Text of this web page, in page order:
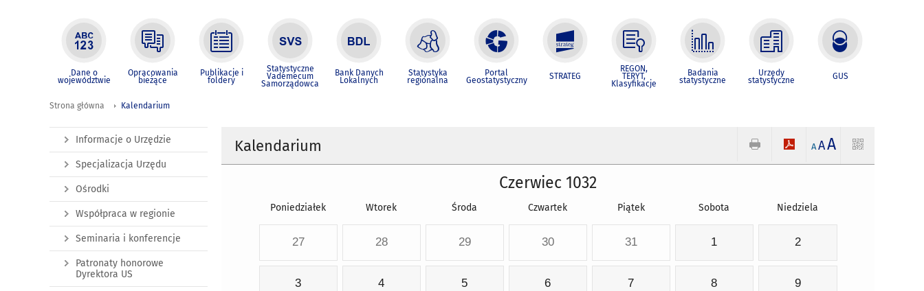
Dane o
województwie
Opracowania
bieżące
Publikacje i
foldery
Statystyczne
Vademecum
Samorządowca
Bank Danych
Lokalnych
Statystyka
regionalna
Portal
Geostatystyczny STRATEG
REGON,
TERYT,
Klasyfikacje
Badania
statystyczne
Urzędy
statystyczne GUS
Strona główna Kalendarium
Kalendarium A AA
Czerwiec 1032
Poniedziałek Wtorek Środa Czwartek Piątek Sobota Niedziela
27 28 29 30 31 1 2
3 4 5 6 7 8 9
Informacje o Urzędzie
Specjalizacja Urzędu
Ośrodki
Współpraca w regionie
Seminaria i konferencje
Patronaty honorowe
Dyrektora US